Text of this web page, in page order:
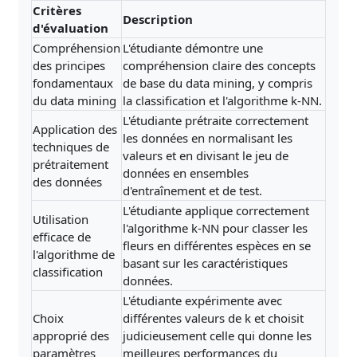
Critères
d'évaluation
Description
Compréhension
des principes
fondamentaux
du data mining
L'étudiante démontre une
compréhension claire des concepts
de base du data mining, y compris
la classification et l'algorithme k-NN.
Application des
techniques de
prétraitement
des données
L'étudiante prétraite correctement
les données en normalisant les
valeurs et en divisant le jeu de
données en ensembles
d'entraînement et de test.
Utilisation
efficace de
l'algorithme de
classification
L'étudiante applique correctement
l'algorithme k-NN pour classer les
fleurs en différentes espèces en se
basant sur les caractéristiques
données.
Choix
approprié des
paramètres
L'étudiante expérimente avec
différentes valeurs de k et choisit
judicieusement celle qui donne les
meilleures performances du